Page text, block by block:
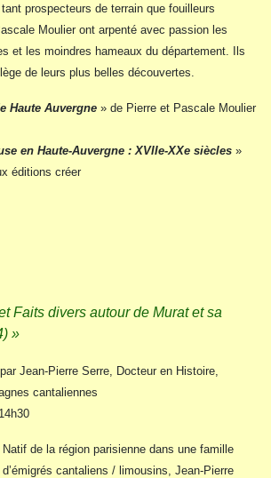
prospecteurs de terrain que fouilleurs
Moulier ont arpenté avec passion les
et les moindres hameaux du département. Ils
de leurs plus belles découvertes.
Haute Auvergne » de Pierre et Pascale Moulier
en Haute-Auvergne : XVIIe-XXe siècles »
éditions créer
Faits divers autour de Murat et sa
»
Jean-Pierre Serre, Docteur en Histoire,
cantaliennes
Natif de la région parisienne dans une famille
d’émigrés cantaliens / limousins, Jean-Pierre